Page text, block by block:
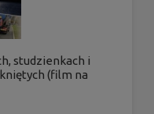
studzienkach i
(film na